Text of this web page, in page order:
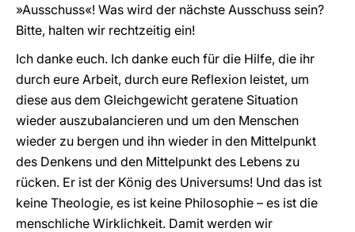
»Ausschuss«! Was wird der nächste Ausschuss sein?
Bitte, halten wir rechtzeitig ein!
Ich danke euch. Ich danke euch für die Hilfe, die ihr
durch eure Arbeit, durch eure Reflexion leistet, um
diese aus dem Gleichgewicht geratene Situation
wieder auszubalancieren und um den Menschen
wieder zu bergen und ihn wieder in den Mittelpunkt
des Denkens und den Mittelpunkt des Lebens zu
rücken. Er ist der König des Universums! Und das ist
keine Theologie, es ist keine Philosophie – es ist die
menschliche Wirklichkeit. Damit werden wir